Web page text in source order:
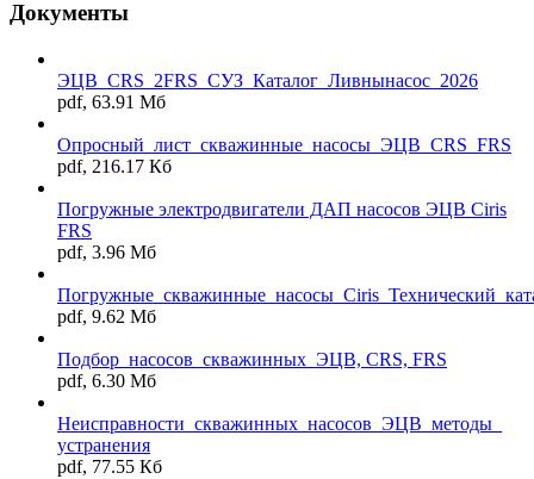
Документы
ЭЦВ_CRS_2FRS_СУЗ_Каталог_Ливнынасос_2026
pdf, 63.91 Мб
Опросный_лист_скважинные_насосы_ЭЦВ_CRS_FRS
pdf, 216.17 Кб
Погружные электродвигатели ДАП насосов ЭЦВ Ciris
FRS
pdf, 3.96 Мб
pdf, 9.62 Мб
Подбор_насосов_скважинных_ЭЦВ, CRS, FRS
pdf, 6.30 Мб
Неисправности_скважинных_насосов_ЭЦВ_методы_
устранения
pdf, 77.55 Кб